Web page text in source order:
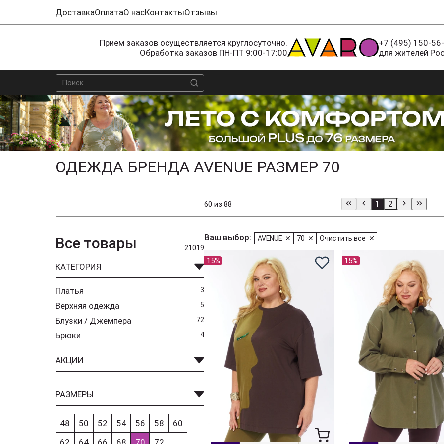
ДоставкаОплатаО насКонтактыОтзывы
Прием заказов осуществляется круглосуточно.
Обработка заказов ПН-ПТ 9:00-17:00
+7 (495) 150-
для жителей
ОДЕЖДА БРЕНДА AVENUE РАЗМЕР 70
60 из 88 1 2
Все товары 21019
КАТЕГОРИЯ
Платья 3
Верхняя одежда 5
Блузки / Джемпера 72
Брюки 4
АКЦИИ
РАЗМЕРЫ
48 50 52 54 56 58
60
62
64 66 68 70 72
Ваш выбор: AVENUE 70 Очистить все
15% 15%